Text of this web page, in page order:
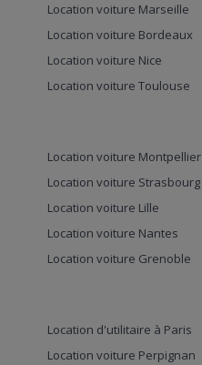
Location voiture Marseille
Location voiture Bordeaux
Location voiture Nice
Location voiture Toulouse
Location voiture Montpellier
Location voiture Strasbourg
Location voiture Lille
Location voiture Nantes
Location voiture Grenoble
Location d'utilitaire à Paris
Location voiture Perpignan